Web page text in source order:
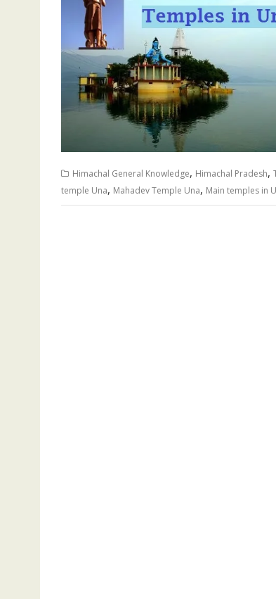
Himachal General Knowledge, Himachal Pradesh,
temple Una, Mahadev Temple Una, Main temples in